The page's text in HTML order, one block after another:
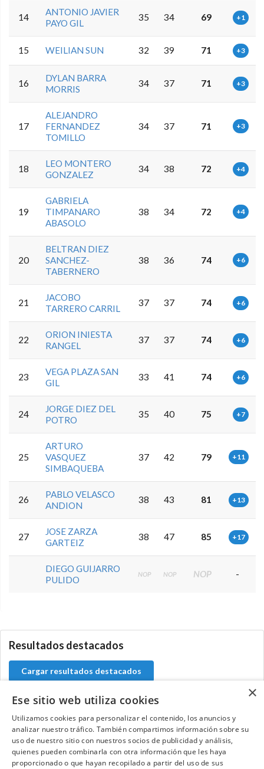
14
ANTONIO JAVIER
PAYO GIL
35 34 69 +1
15 WEILIAN SUN 32 39 71 +3
16
DYLAN BARRA
MORRIS
34 37 71 +3
17
ALEJANDRO
FERNANDEZ
TOMILLO
34 37 71 +3
18
LEO MONTERO
GONZALEZ
34 38 72 +4
19
GABRIELA
TIMPANARO
ABASOLO
38 34 72 +4
20
BELTRAN DIEZ
SANCHEZ-
TABERNERO
38 36 74 +6
21
JACOBO
TARRERO CARRIL
37 37 74 +6
22
ORION INIESTA
RANGEL
37 37 74 +6
23
VEGA PLAZA SAN
GIL
33 41 74 +6
24
JORGE DIEZ DEL
POTRO
35 40 75 +7
25
ARTURO
VASQUEZ
SIMBAQUEBA
37 42 79 +11
26
PABLO VELASCO
ANDION
38 43 81 +13
27
JOSE ZARZA
GARTEIZ
38 47 85 +17
DIEGO GUIJARRO
PULIDO
NOP NOP NOP -
Resultados destacados
Cargar resultados destacados
Contacta con el equipo de NextCaddy
Opina Contacta
×
Ese sitio web utiliza cookies
Utilizamos cookies para personalizar el contenido, los anuncios y
analizar nuestro tráfico. También compartimos información sobre su
uso de nuestro sitio con nuestros socios de publicidad y análisis,
quienes pueden combinarla con otra información que les haya
proporcionado o que hayan recopilado a partir del uso de sus